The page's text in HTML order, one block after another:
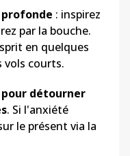
: inspirez
par la bouche.
en quelques
vols courts.
détourner
. Si l'anxiété
le présent via la